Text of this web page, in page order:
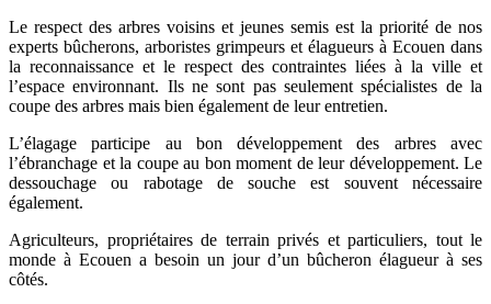
Le respect des arbres voisins et jeunes semis est la priorité de nos
experts bûcherons, arboristes grimpeurs et élagueurs à Ecouen dans
la reconnaissance et le respect des contraintes liées à la ville et
l’espace environnant. Ils ne sont pas seulement spécialistes de la
coupe des arbres mais bien également de leur entretien.
L’élagage participe au bon développement des arbres avec
l’ébranchage et la coupe au bon moment de leur développement. Le
dessouchage ou rabotage de souche est souvent nécessaire
également.
Agriculteurs, propriétaires de terrain privés et particuliers, tout le
monde à Ecouen a besoin un jour d’un bûcheron élagueur à ses
côtés.